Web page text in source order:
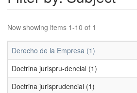
Now showing items 1-10 of 1
Derecho de la Empresa (1)
Doctrina jurispru-dencial (1)
Doctrina jurisprudencial (1)